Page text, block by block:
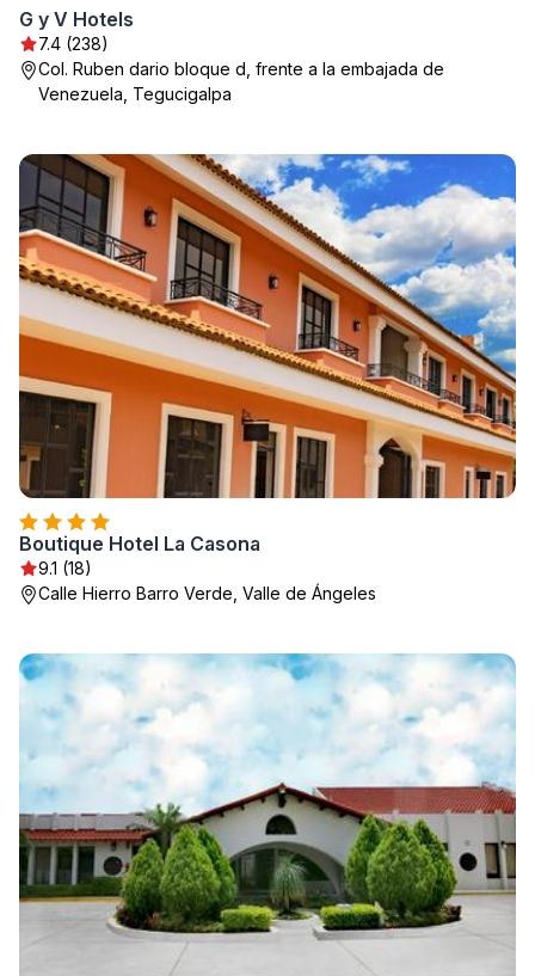
G y V Hotels
7.4 (238)
Col. Ruben dario bloque d, frente a la embajada de
Venezuela, Tegucigalpa
Boutique Hotel La Casona
9.1 (18)
Calle Hierro Barro Verde, Valle de Ángeles